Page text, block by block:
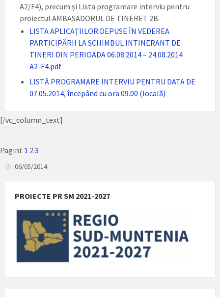
A2/F4), precum și Lista programare interviu pentru
proiectul AMBASADORUL DE TINERET 2B.
LISTA APLICAȚIILOR DEPUSE ÎN VEDEREA
PARTICIPĂRII LA SCHIMBUL INTINERANT DE
TINERI DIN PERIOADA 06.08.2014 – 24.08.2014
A2-F4.pdf
LISTĂ PROGRAMARE INTERVIU PENTRU DATA DE
07.05.2014, începând cu ora 09.00 (locală)
[/vc_column_text]
Pagini: 1 2 3
06/05/2014
PROIECTE PR SM 2021-2027